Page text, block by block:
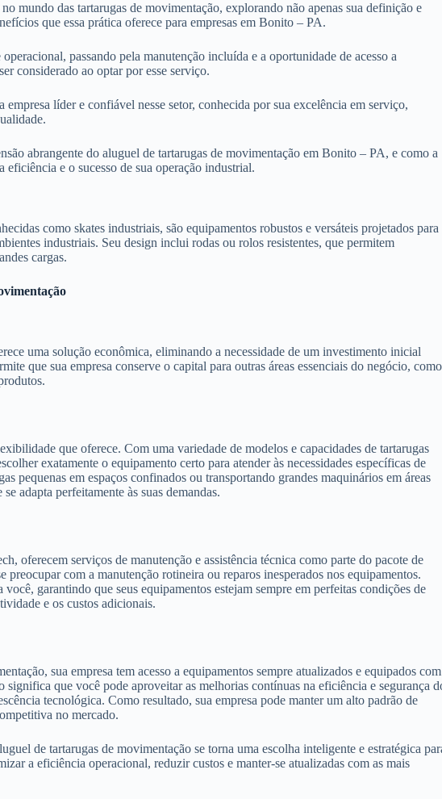
mundo das tartarugas de movimentação, explorando não apenas sua definição e
que essa prática oferece para empresas em Bonito – PA.
passando pela manutenção incluída e a oportunidade de acesso a
considerado ao optar por esse serviço.
empresa líder e confiável nesse setor, conhecida por sua excelência em serviço,
abrangente do aluguel de tartarugas de movimentação em Bonito – PA, e como a
e o sucesso de sua operação industrial.
como skates industriais, são equipamentos robustos e versáteis projetados para
industriais. Seu design inclui rodas ou rolos resistentes, que permitem
cargas.
uma solução econômica, eliminando a necessidade de um investimento inicial
que sua empresa conserve o capital para outras áreas essenciais do negócio, como
que oferece. Com uma variedade de modelos e capacidades de tartarugas
exatamente o equipamento certo para atender às necessidades específicas de
pequenas em espaços confinados ou transportando grandes maquinários em áreas
adapta perfeitamente às suas demandas.
oferecem serviços de manutenção e assistência técnica como parte do pacote de
preocupar com a manutenção rotineira ou reparos inesperados nos equipamentos.
garantindo que seus equipamentos estejam sempre em perfeitas condições de
e os custos adicionais.
sua empresa tem acesso a equipamentos sempre atualizados e equipados com
significa que você pode aproveitar as melhorias contínuas na eficiência e segurança
tecnológica. Como resultado, sua empresa pode manter um alto padrão de
no mercado.
de tartarugas de movimentação se torna uma escolha inteligente e estratégica
a eficiência operacional, reduzir custos e manter-se atualizadas com as mais